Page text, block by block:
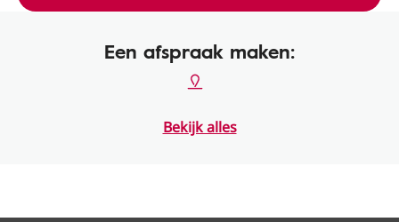
Een afspraak maken:
Bekijk alles